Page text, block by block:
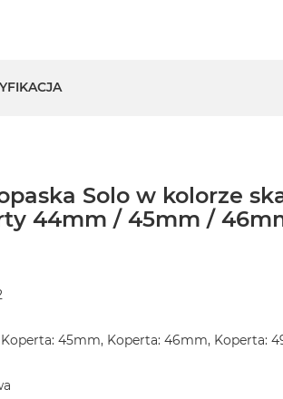
Solo w kolorze
44mm / 45mm /
45mm, Koperta: 46mm, Koperta: